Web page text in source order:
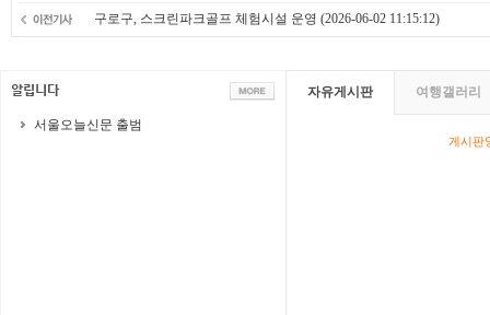
구로구, 스크린파크골프 체험시설 운영 (2026-06-02 11:15:12)
서울오늘신문 출범
자유게시판 여행갤러리
게시판